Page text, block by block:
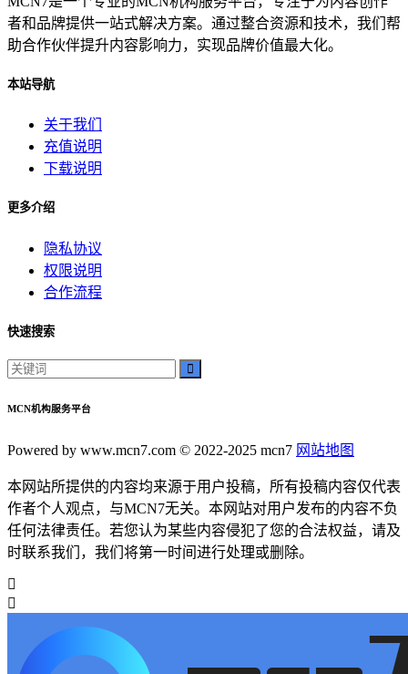
者和品牌提供一站式解决方案。通过整合资源和技术，我们帮
助合作伙伴提升内容影响力，实现品牌价值最大化。
本站导航
关于我们
充值说明
下载说明
更多介绍
隐私协议
权限说明
合作流程
快速搜索
MCN机构服务平台
Powered by www.mcn7.com © 2022-2025 mcn7 网站地图
本网站所提供的内容均来源于用户投稿，所有投稿内容仅代表
作者个人观点，与MCN7无关。本网站对用户发布的内容不负
任何法律责任。若您认为某些内容侵犯了您的合法权益，请及
时联系我们，我们将第一时间进行处理或删除。